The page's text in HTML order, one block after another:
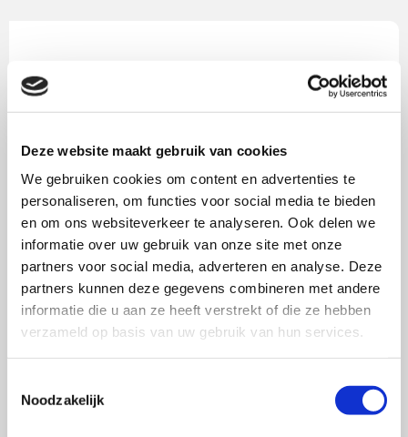
Deze website maakt gebruik van cookies
We gebruiken cookies om content en advertenties te
personaliseren, om functies voor social media te bieden
en om ons websiteverkeer te analyseren. Ook delen we
informatie over uw gebruik van onze site met onze
partners voor social media, adverteren en analyse. Deze
partners kunnen deze gegevens combineren met andere
informatie die u aan ze heeft verstrekt of die ze hebben
verzameld op basis van uw gebruik van hun services.
Noodzakelijk
Waardensegmenten In
Nederland, Couvret & Reuling,
TNS Nipo (2001)
Uitdaging: Welke waardensegmenten zijn er in Nederland?
Mentality, Motivaction (1997)
Nederland?